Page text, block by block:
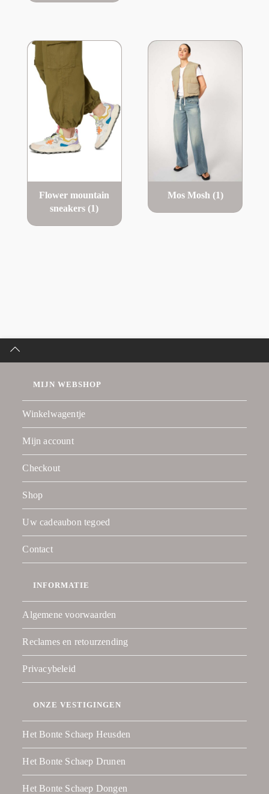
Flower mountain
sneakers (1)
Mos Mosh (1)
MIJN WEBSHOP
Winkelwagentje
Mijn account
Checkout
Shop
Uw cadeaubon tegoed
Contact
INFORMATIE
Algemene voorwaarden
Reclames en retourzending
Privacybeleid
ONZE VESTIGINGEN
Het Bonte Schaep Heusden
Het Bonte Schaep Drunen
Het Bonte Schaep Dongen